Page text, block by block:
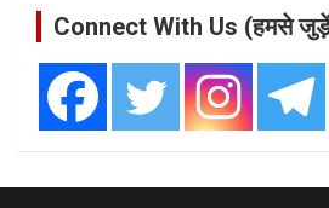
Connect With Us (हमसे